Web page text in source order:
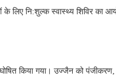
लिए नि:शुल्क स्वास्थ्य शिविर का
किया गया। उज्जैन को